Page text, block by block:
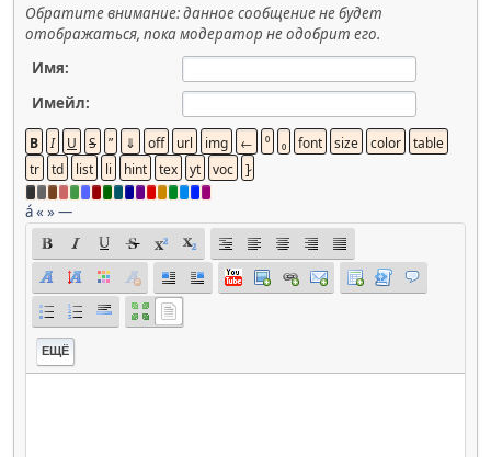
Обратите внимание: данное сообщение не будет
отображаться, пока модератор не одобрит его.
Имя:
Имейл:
á« »—
ЕЩЁ